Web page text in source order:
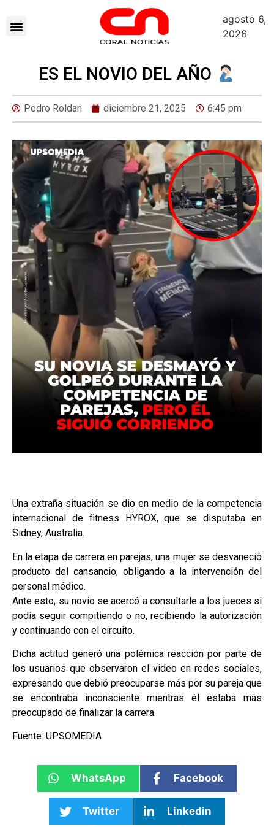
agosto 6,
2026
ES EL NOVIO DEL AÑO
Pedro Roldan diciembre 21, 2025 6:45 pm
Una extraña situación se dio en medio de la competencia
internacional de fitness HYROX, que se disputaba en
Sidney, Australia.
En la etapa de carrera en parejas, una mujer se desvaneció
producto del cansancio, obligando a la intervención del
personal médico.
Ante esto, su novio se acercó a consultarle a los jueces si
podía seguir compitiendo o no, recibiendo la autorización
y continuando con el circuito.
Dicha actitud generó una polémica reacción por parte de
los usuarios que observaron el video en redes sociales,
expresando que debió preocuparse más por su pareja que
se encontraba inconsciente mientras él estaba más
preocupado de finalizar la carrera.
Fuente: UPSOMEDIA
WhatsApp Facebook
Twitter Linkedin